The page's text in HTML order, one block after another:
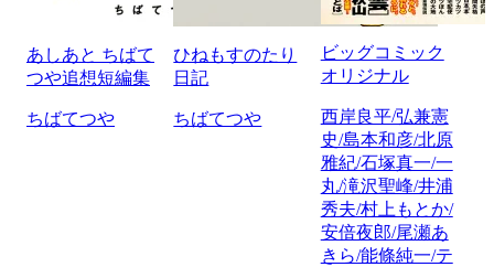
あしあと ちばて
つや追想短編集
ちばてつや
ひねもすのたり
日記
ちばてつや
ビッグコミック
オリジナル
西岸良平/弘兼憲
史/島本和彦/北原
雅紀/石塚真一/一
丸/滝沢聖峰/井浦
秀夫/村上もとか/
安倍夜郎/尾瀬あ
きら/能條純一/テ